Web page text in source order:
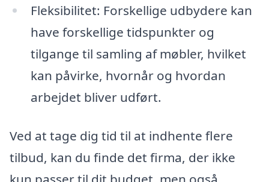
Fleksibilitet: Forskellige udbydere kan
have forskellige tidspunkter og
tilgange til samling af møbler, hvilket
kan påvirke, hvornår og hvordan
arbejdet bliver udført.
Ved at tage dig tid til at indhente flere
tilbud, kan du finde det firma, der ikke